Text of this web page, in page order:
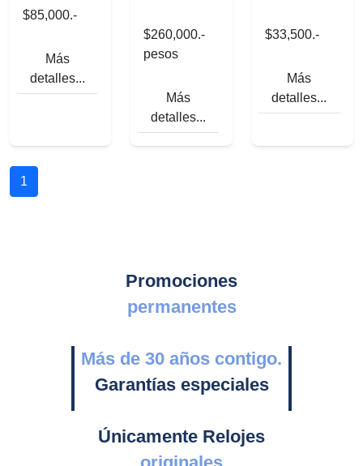
$85,000.-
Más
detalles...
$260,000.-
pesos
Más
detalles...
$33,500.-
Más
detalles...
1
Promociones
permanentes
Más de 30 años contigo.
Garantías especiales
Únicamente Relojes